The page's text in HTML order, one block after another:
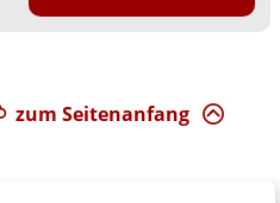
zum Seitenanfang